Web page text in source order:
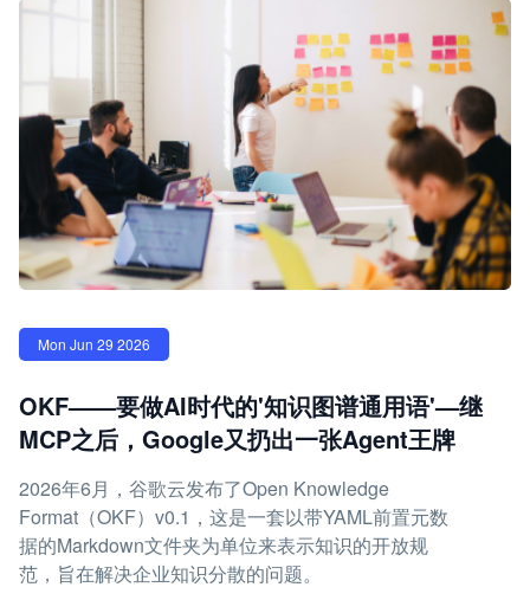
Mon Jun 29 2026
OKF——要做AI时代的'知识图谱通用语'—继
MCP之后，Google又扔出一张Agent王牌
2026年6月，谷歌云发布了Open Knowledge
Format（OKF）v0.1，这是一套以带YAML前置元数
据的Markdown文件夹为单位来表示知识的开放规
范，旨在解决企业知识分散的问题。